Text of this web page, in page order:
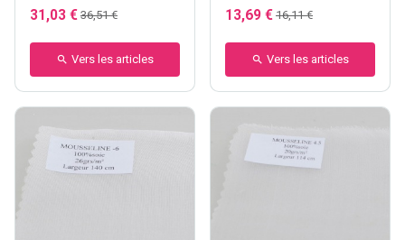
mm - larg.140 cm -
72gr/m²
31,03 € 36,51 €
Vers les articles
114 cm
13,69 € 16,11 €
Vers les articles